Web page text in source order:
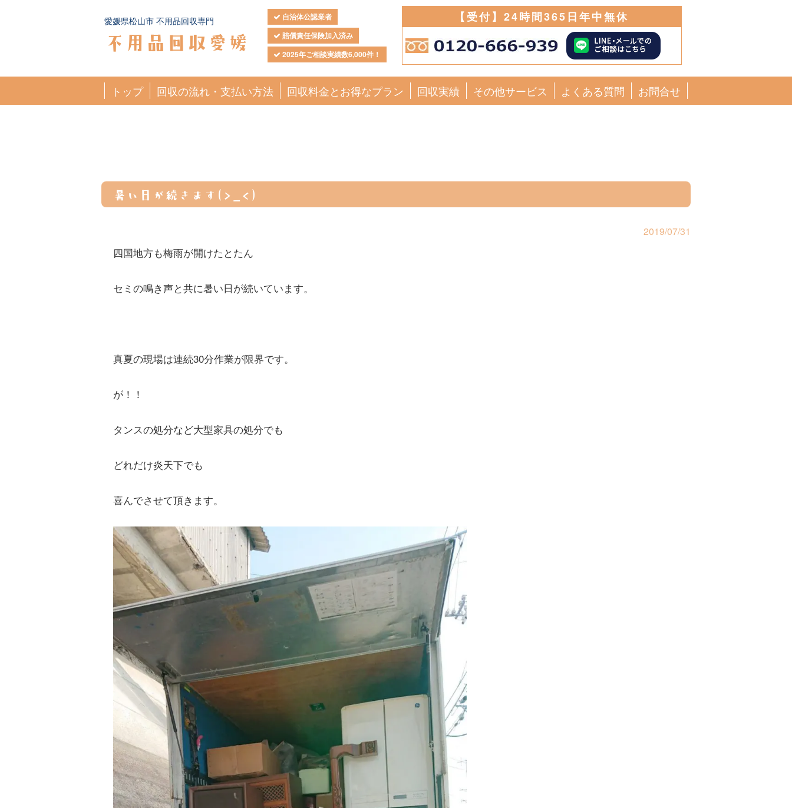
愛媛県松山市 不用品回収専門
不用品回収愛媛
自治体公認業者
賠償責任保険加入済み
2025年ご相談実績数6,000件！
【受付】24時間365日年中無休
トップ 回収の流れ・支払い方法 回収料金とお得なプラン 回収実績 その他サービス よくある質問 お問合せ
暑い日が続きます(>_<)
2019/07/31
四国地方も梅雨が開けたとたん
セミの鳴き声と共に暑い日が続いています。
真夏の現場は連続30分作業が限界です。
が！！
タンスの処分など大型家具の処分でも
どれだけ炎天下でも
喜んでさせて頂きます。